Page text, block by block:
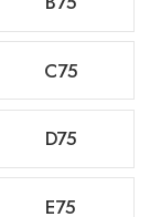
C75
D75
E75